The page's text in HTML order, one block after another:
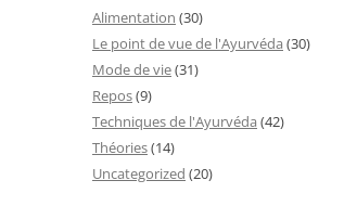
Alimentation (30)
Le point de vue de l'Ayurvéda (30)
Mode de vie(31)
Repos(9)
Techniques de l'Ayurvéda (42)
Théories(14)
Uncategorized (20)